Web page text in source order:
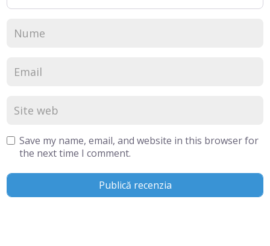
Save my name, email, and website in this browser for
the next time I comment.